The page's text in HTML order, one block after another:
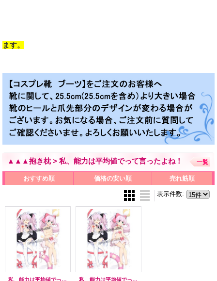
ます。
▲▲▲抱き枕 > 私、能力は平均値でって言ったよね！ 一覧
おすすめ順 価格の安い順 売れ筋順
表示件数:
私、能力は平均値でって言ったよね！ マイル / アデル・フォン・アスカム風 02 ●等身大 抱き枕カバー 私、能力は平均値でって言ったよね！ マイル / アデル・フォン・アスカム風 ●等身大 抱き枕カバー